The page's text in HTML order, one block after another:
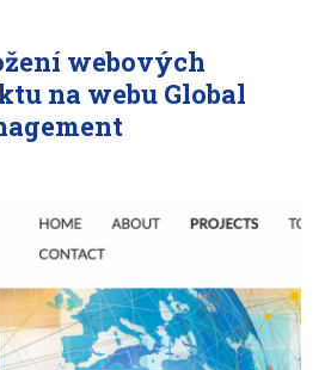
webových
na webu Global